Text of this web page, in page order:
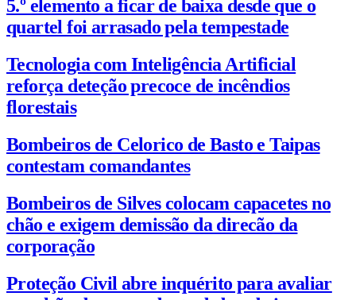
5.º elemento a ficar de baixa desde que o
quartel foi arrasado pela tempestade
Tecnologia com Inteligência Artificial
reforça deteção precoce de incêndios
florestais
Bombeiros de Celorico de Basto e Taipas
contestam comandantes
Bombeiros de Silves colocam capacetes no
chão e exigem demissão da direcão da
corporação
Proteção Civil abre inquérito para avaliar